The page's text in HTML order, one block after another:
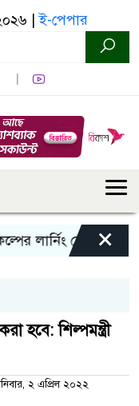
|ই-পেপার
লার্নিং শেয়ারিং×
হবে: শিল্পমন্ত্রী
২ এপ্রিল ২০২২